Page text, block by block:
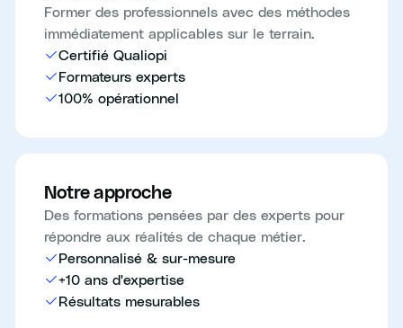
Former des professionnels avec des méthodes
immédiatement applicables sur le terrain.
Certifié Qualiopi
Formateurs experts
100% opérationnel
Notre approche
Des formations pensées par des experts pour
répondre aux réalités de chaque métier.
Personnalisé & sur-mesure
+10 ans d'expertise
Résultats mesurables